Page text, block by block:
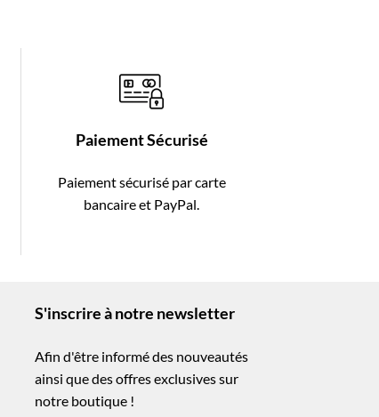
Paiement Sécurisé
Paiement sécurisé par carte
bancaire et PayPal.
S'inscrire à notre newsletter
Afin d'être informé des nouveautés
ainsi que des offres exclusives sur
notre boutique !